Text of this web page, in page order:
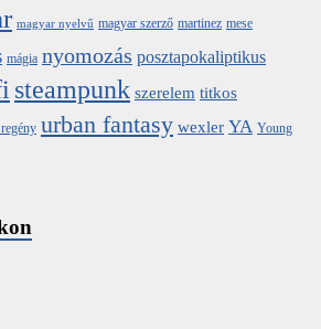
magyar nyelvű magyar szerző martinez mese
mágia nyomozás posztapokaliptikus
steampunk szerelem titkos
urban fantasy wexler YA Young